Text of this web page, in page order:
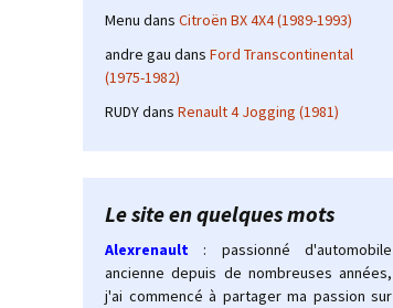
Menu dans Citroën BX 4X4 (1989-1993)
andre gau dans Ford Transcontinental
(1975-1982)
RUDYdans Renault 4 Jogging (1981)
Le site en quelques mots
Alexrenault
: passionné d'automobile
ancienne depuis de nombreuses années,
j'ai commencé à partager ma passion sur